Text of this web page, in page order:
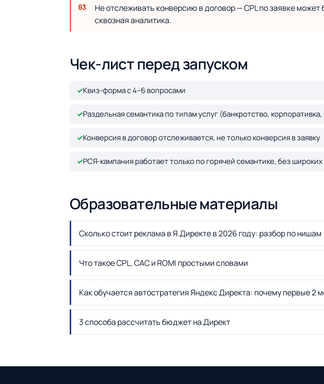
Не отслеживать конверсию в договор — CPL по заявке
сквозная аналитика.
Чек-лист перед запуском
✓Квиз-форма с 4–6 вопросами
✓Раздельная семантика по типам услуг (банкротство,
✓Конверсия в договор отслеживается, не только конверсия в заявку
✓РСЯ-кампания работает только по горячей семантике, без широких
Образовательные материалы
Сколько стоит реклама в Я.Директе в 2026 году: разбор по нишам
Что такое CPL, CAC и ROMI простыми словами
Как обучается автостратегия Яндекс Директа: почему первые 2
3 способа рассчитать бюджет на Директ